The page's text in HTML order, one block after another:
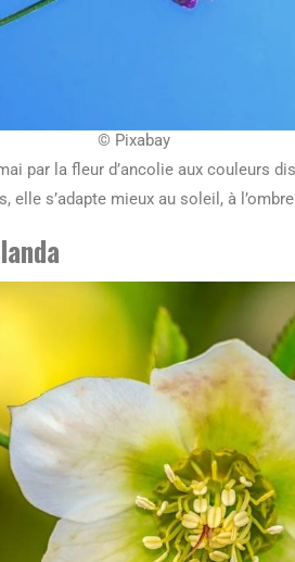
© Pixabay
par la fleur d’ancolie aux couleurs
elle s’adapte mieux au soleil, à